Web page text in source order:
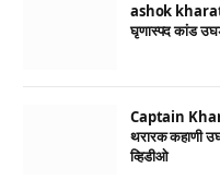
ashok kharat |
घृणास्पद कांड
Captain
थरारक कहाणी
व्हिडीओ